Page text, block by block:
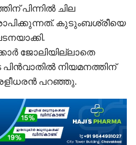
പിന്നില്‍ ചില
കുടുംബശ്രീയെ
ജോലിയില്ലാതെ
നിയമനത്തിന്
പറഞ്ഞു.